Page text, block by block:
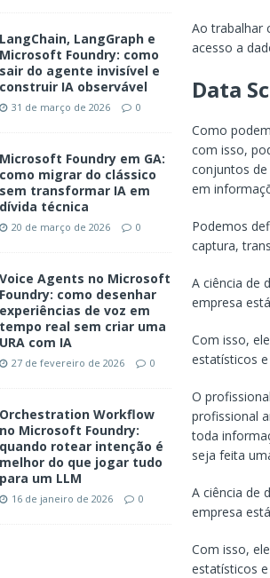
Ao trabalhar
acesso a
Data
Como
com isso,
conjuntos
em
Podemos
captura,
A ciência de
empresa
Com isso,
estatísticos
O
profissional
toda
seja feita
A ciência de
empresa
Com isso,
estatísticos
LangChain, LangGraph e
Microsoft Foundry: como
sair do agente invisível e
construir IA observável
31 de março de 2026 0
Microsoft Foundry em GA:
como migrar do clássico
sem transformar IA em
dívida técnica
20 de março de 2026 0
Voice Agents no Microsoft
Foundry: como desenhar
experiências de voz em
tempo real sem criar uma
URA com IA
27 de fevereiro de 2026 0
Orchestration Workflow
no Microsoft Foundry:
quando rotear intenção é
melhor do que jogar tudo
para um LLM
16 de janeiro de 2026 0